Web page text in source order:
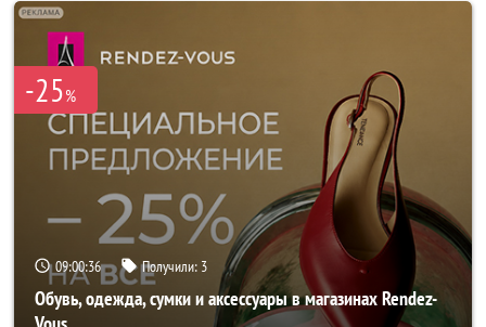
-25%
09:00:33 Получили: 3
Обувь, одежда, сумки и аксессуары в магазинах Rendez-